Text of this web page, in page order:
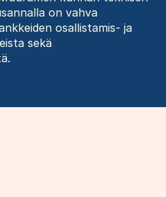
on vahva
osallistamis- ja
sekä